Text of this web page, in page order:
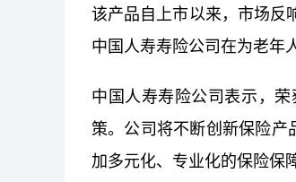
该产品自上市以来，市场反
中国人寿寿险公司在为老年
中国人寿寿险公司表示，
策。公司将不断创新保险产
加多元化、专业化的保险保